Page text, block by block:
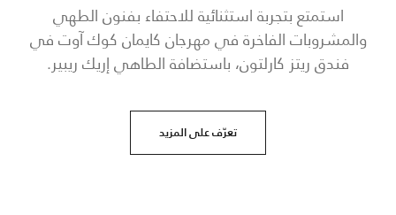
استمتع بتجربة استثنائية للاحتفاء بفنون الطهي
والمشروبات الفاخرة في مهرجان كايمان كوك آوت في
فندق ريتز كارلتون، باستضافة الطاهي إريك ريبير.
تعرّف على المزيد